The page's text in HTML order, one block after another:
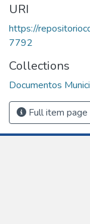
URI
https://
7792
Collections
Documentos
Full item page